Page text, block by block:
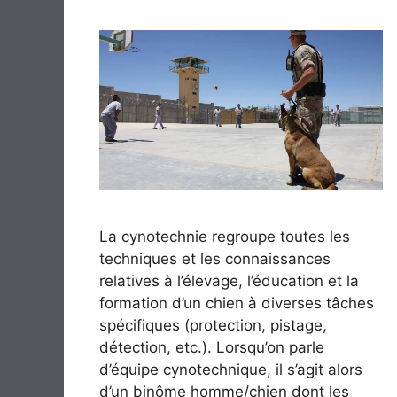
La cynotechnie regroupe toutes les
techniques et les connaissances
relatives à l’élevage, l’éducation et la
formation d’un chien à diverses tâches
spécifiques (protection, pistage,
détection, etc.). Lorsqu’on parle
d’équipe cynotechnique, il s’agit alors
d’un binôme homme/chien dont les